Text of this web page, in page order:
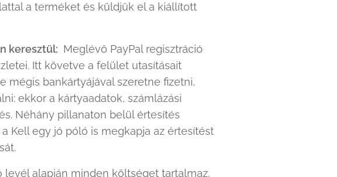
a terméket és küldjük el a kiállított
keresztül: Meglévő PayPal regisztráció
Itt követve a felület utasításait
mégis bankártyájával szeretne fizetni,
ekkor a kártyaadatok, számlázási
Néhány pillanaton belül értesítés
Kell egy jó póló is megkapja az értesítést
alapján minden költséget tartalmaz.